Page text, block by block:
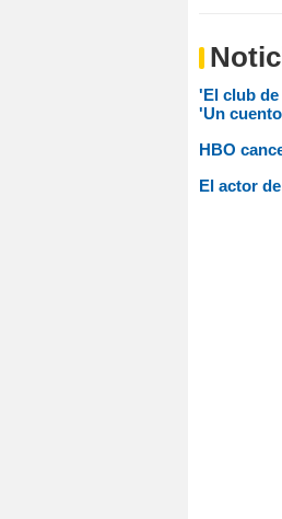
'El club
'Un
HBO
El actor